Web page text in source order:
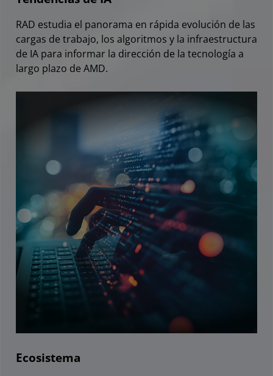
RAD estudia el panorama en rápida evolución de las
cargas de trabajo, los algoritmos y la infraestructura
de IA para informar la dirección de la tecnología a
largo plazo de AMD.
Ecosistema